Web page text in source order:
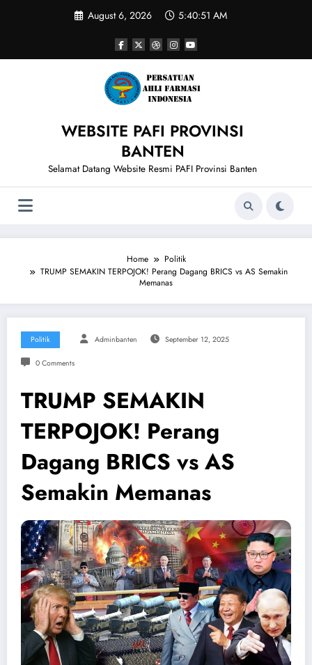
August 6, 2026 5:40:52 AM
WEBSITE PAFI PROVINSI
BANTEN
Selamat Datang Website Resmi PAFI Provinsi Banten
Home
Politik
TRUMP SEMAKIN TERPOJOK! Perang Dagang BRICS vs AS Semakin
Memanas
Politik Adminbanten September 12, 2025
0 Comments
TRUMP SEMAKIN
TERPOJOK! Perang
Dagang BRICS vs AS
Semakin Memanas